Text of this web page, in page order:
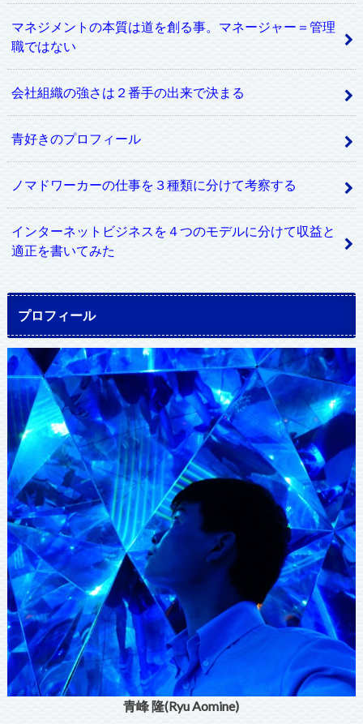
マネジメントの本質は道を創る事。マネージャー＝管理
職ではない
会社組織の強さは２番手の出来で決まる
青好きのプロフィール
ノマドワーカーの仕事を３種類に分けて考察する
インターネットビジネスを４つのモデルに分けて収益と
適正を書いてみた
プロフィール
青峰 隆(Ryu Aomine)